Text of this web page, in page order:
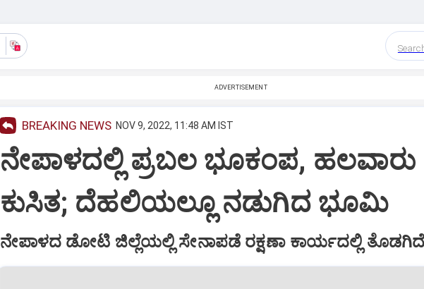
ADVERTISEMENT
BREAKING NEWS NOV 9, 2022, 11:48 AM IST
ನೇಪಾಳದಲ್ಲಿ ಪ್ರಬಲ ಭೂಕಂಪ,
ಕುಸಿತ; ದೆಹಲಿಯಲ್ಲೂ ನಡುಗಿದ ಭೂಮಿ
ನೇಪಾಳದ ಡೋಟಿ ಜಿಲ್ಲೆಯಲ್ಲಿ ಸೇನಾಪಡೆ ರಕ್ಷಣಾ ಕಾರ್ಯದಲ್ಲಿ